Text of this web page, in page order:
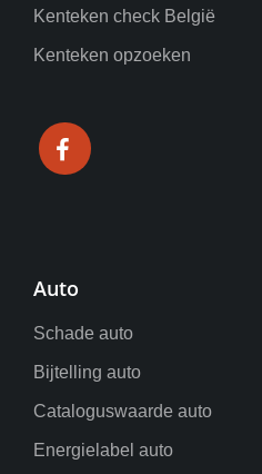
Kenteken check België
Kenteken opzoeken
Auto
Schade auto
Bijtelling auto
Cataloguswaarde auto
Energielabel auto